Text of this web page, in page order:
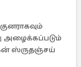
அழைக்கப்படும்
ஸ்ருதஞ்சய்